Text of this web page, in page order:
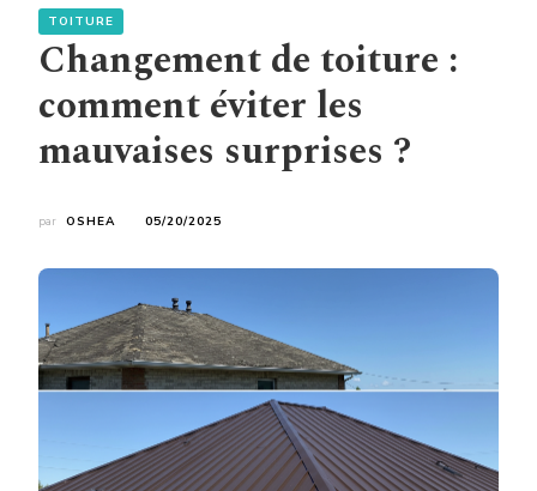
TOITURE
Changement de toiture :
comment éviter les
mauvaises surprises ?
par OSHEA 05/20/2025